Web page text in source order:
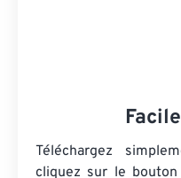
Téléchargez
cliquez sur le bouton